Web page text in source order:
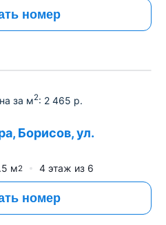
номер
за м2: 2 465 р.
Борисов, ул.
м2 4 этаж из 6
номер